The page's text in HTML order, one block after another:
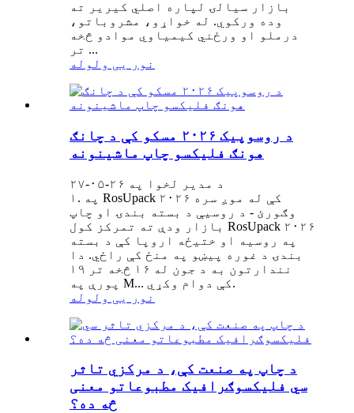
بازار سیالۍ لپاره اصلي کیریر ته
وده ورکوي. له خواړو، مشروباتو،
درملو او ورځني کیمیاوي موادو څخه
تر ...
نور یی ولوله
د روسوپیک ۲۰۲۶ مسکو کې د چانګ
هونګ فلیکسو چاپ ماشینونه
د مدیر لخوا په ۲۶-۰۵-۲۷
۱. په RosUpack ۲۰۲۶ کې له موږ سره
وګورئ - د روسیې د بسته بندۍ او چاپ
بازار ودې ته تمرکز کول RosUpack ۲۰۲۶
په روسیه او ختیځه اروپا کې د بسته
بندۍ د غوره پیښو په منځ کې راځي. دا
نندارتون به د جون له ۱۶ څخه تر ۱۹
پورې په M... کې دوام وکړي.
نور یی ولوله
د چاپ په صنعت کې، د مرکزي تاثر
سي فلیکسوګرافیک مطبوعاتو معنی
څه ده؟